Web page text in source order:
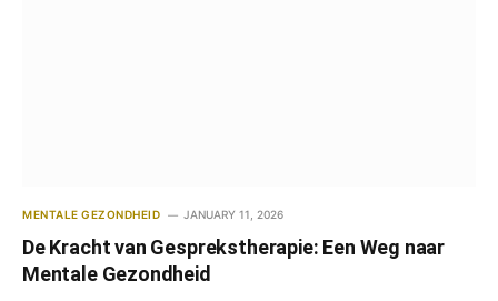
MENTALE GEZONDHEID JANUARY 11, 2026
De Kracht van Gesprekstherapie: Een Weg naar
Mentale Gezondheid